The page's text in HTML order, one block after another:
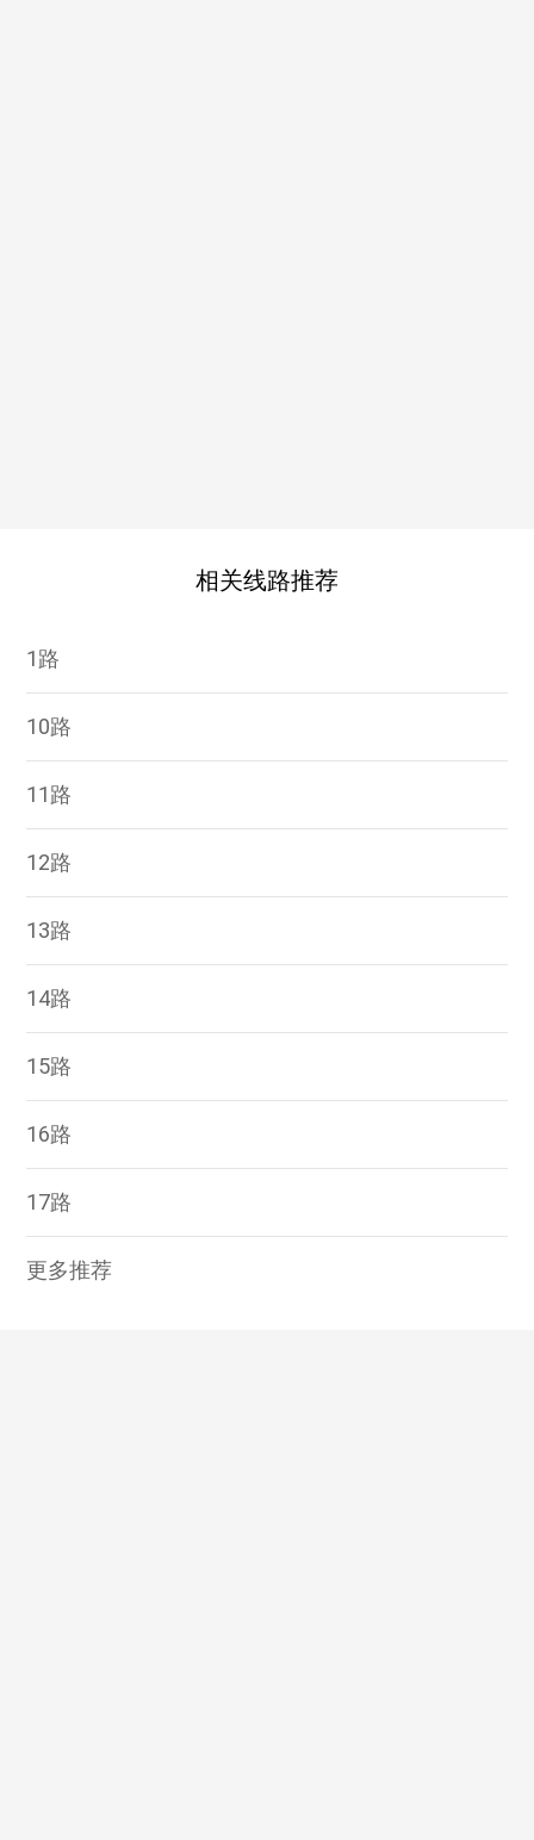
相关线路推荐
1路
10路
11路
12路
13路
14路
15路
16路
17路
更多推荐